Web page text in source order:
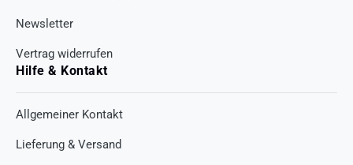
Newsletter
Vertrag widerrufen
Hilfe & Kontakt
Allgemeiner Kontakt
Lieferung & Versand